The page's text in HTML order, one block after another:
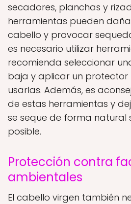
secadores, planchas y
herramientas pueden
cabello y provocar
es necesario utilizar
recomienda seleccionar
baja y aplicar un protector
usarlas. Además, es
de estas herramientas y
se seque de forma natural
posible.
Protección contra
ambientales
El cabello virgen también